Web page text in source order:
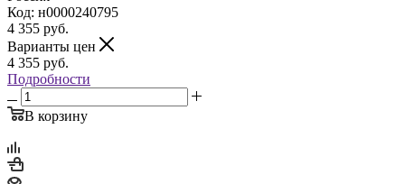
Код: н0000240795
4 355 руб.
Варианты цен
4 355 руб.
Подробности
В корзину